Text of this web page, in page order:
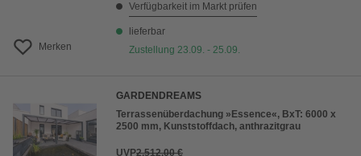
Merken
Verfügbarkeit im Markt prüfen
lieferbar
Zustellung 23.09. - 25.09.
GARDENDREAMS
Terrassenüberdachung »Essence«, BxT: 6000 x
2500 mm, Kunststoffdach, anthrazitgrau
UVP2.512,00 €